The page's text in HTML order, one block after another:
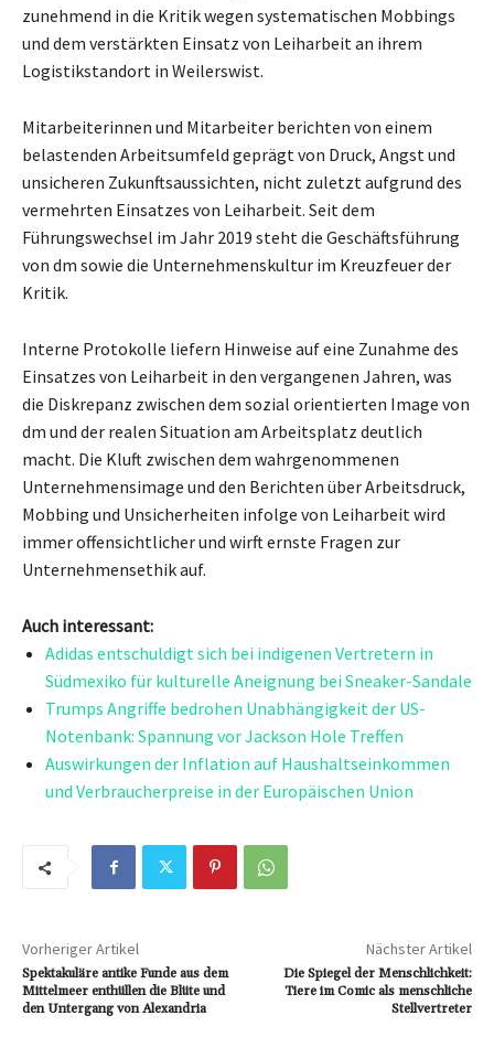
zunehmend in die Kritik wegen systematischen Mobbings
und dem verstärkten Einsatz von Leiharbeit an ihrem
Logistikstandort in Weilerswist.
Mitarbeiterinnen und Mitarbeiter berichten von einem
belastenden Arbeitsumfeld geprägt von Druck, Angst und
unsicheren Zukunftsaussichten, nicht zuletzt aufgrund des
vermehrten Einsatzes von Leiharbeit. Seit dem
Führungswechsel im Jahr 2019 steht die Geschäftsführung
von dm sowie die Unternehmenskultur im Kreuzfeuer der
Kritik.
Interne Protokolle liefern Hinweise auf eine Zunahme des
Einsatzes von Leiharbeit in den vergangenen Jahren, was
die Diskrepanz zwischen dem sozial orientierten Image von
dm und der realen Situation am Arbeitsplatz deutlich
macht. Die Kluft zwischen dem wahrgenommenen
Unternehmensimage und den Berichten über Arbeitsdruck,
Mobbing und Unsicherheiten infolge von Leiharbeit wird
immer offensichtlicher und wirft ernste Fragen zur
Unternehmensethik auf.
Auch interessant:
Adidas entschuldigt sich bei indigenen Vertretern in
Südmexiko für kulturelle Aneignung bei Sneaker-Sandale
Trumps Angriffe bedrohen Unabhängigkeit der US-
Notenbank: Spannung vor Jackson Hole Treffen
Auswirkungen der Inflation auf Haushaltseinkommen
und Verbraucherpreise in der Europäischen Union
Vorheriger Artikel
Spektakuläre antike Funde aus dem
Mittelmeer enthüllen die Blüte und
den Untergang von Alexandria
Nächster Artikel
Die Spiegel der Menschlichkeit:
Tiere im Comic als menschliche
Stellvertreter